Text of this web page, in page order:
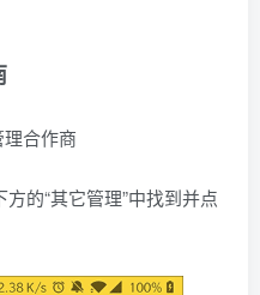
合作商
的“其它管理”中找到并点